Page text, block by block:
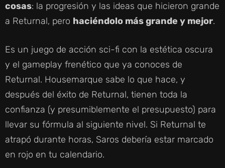
cosas: la progresión y las ideas que hicieron grande
a Returnal, pero haciéndolo más grande y mejor.
Es un juego de acción sci-fi con la estética oscura
y el gameplay frenético que ya conoces de
Returnal. Housemarque sabe lo que hace, y
después del éxito de Returnal, tienen toda la
confianza (y presumiblemente el presupuesto) para
llevar su fórmula al siguiente nivel. Si Returnal te
atrapó durante horas, Saros debería estar marcado
en rojo en tu calendario.